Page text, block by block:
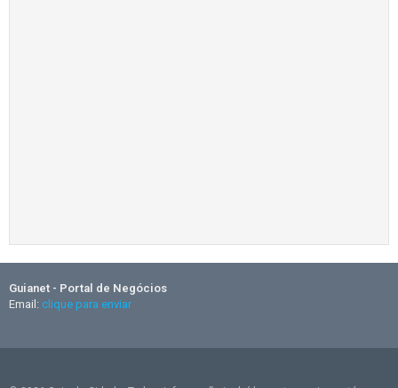
Guianet - Portal de Negócios
Email: clique para enviar